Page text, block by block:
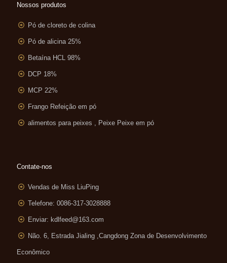
Nossos produtos
Pó de cloreto de colina
Pó de alicina 25%
Betaína HCL 98%
DCP 18%
MCP 22%
Frango Refeição em pó
alimentos para peixes , Peixe Peixe em pó
Contate-nos
Vendas de Miss LiuPing
Telefone: 0086-317-3028888
Enviar: kdlfeed@163.com
Não. 6, Estrada Jialing ,Cangdong Zona de Desenvolvimento
Econômico